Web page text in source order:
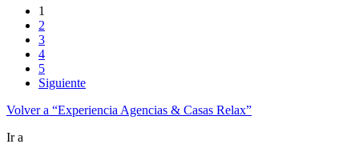
1
2
3
4
5
Siguiente
Volver a “Experiencia Agencias & Casas Relax”
Ir a